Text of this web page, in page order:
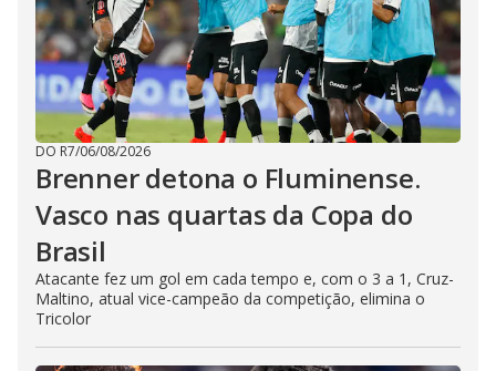
DO R7/06/08/2026
Brenner detona o Fluminense.
Vasco nas quartas da Copa do
Brasil
Atacante fez um gol em cada tempo e, com o 3 a 1, Cruz-
Maltino, atual vice-campeão da competição, elimina o
Tricolor